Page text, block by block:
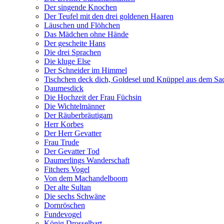
Der singende Knochen
Der Teufel mit den drei goldenen Haaren
Läuschen und Flöhchen
Das Mädchen ohne Hände
Der gescheite Hans
Die drei Sprachen
Die kluge Else
Der Schneider im Himmel
Tischchen deck dich, Goldesel und Knüppel aus dem
Daumesdick
Die Hochzeit der Frau Füchsin
Die Wichtelmänner
Der Räuberbräutigam
Herr Korbes
Der Herr Gevatter
Frau Trude
Der Gevatter Tod
Daumerlings Wanderschaft
Fitchers Vogel
Von dem Machandelboom
Der alte Sultan
Die sechs Schwäne
Dornröschen
Fundevogel